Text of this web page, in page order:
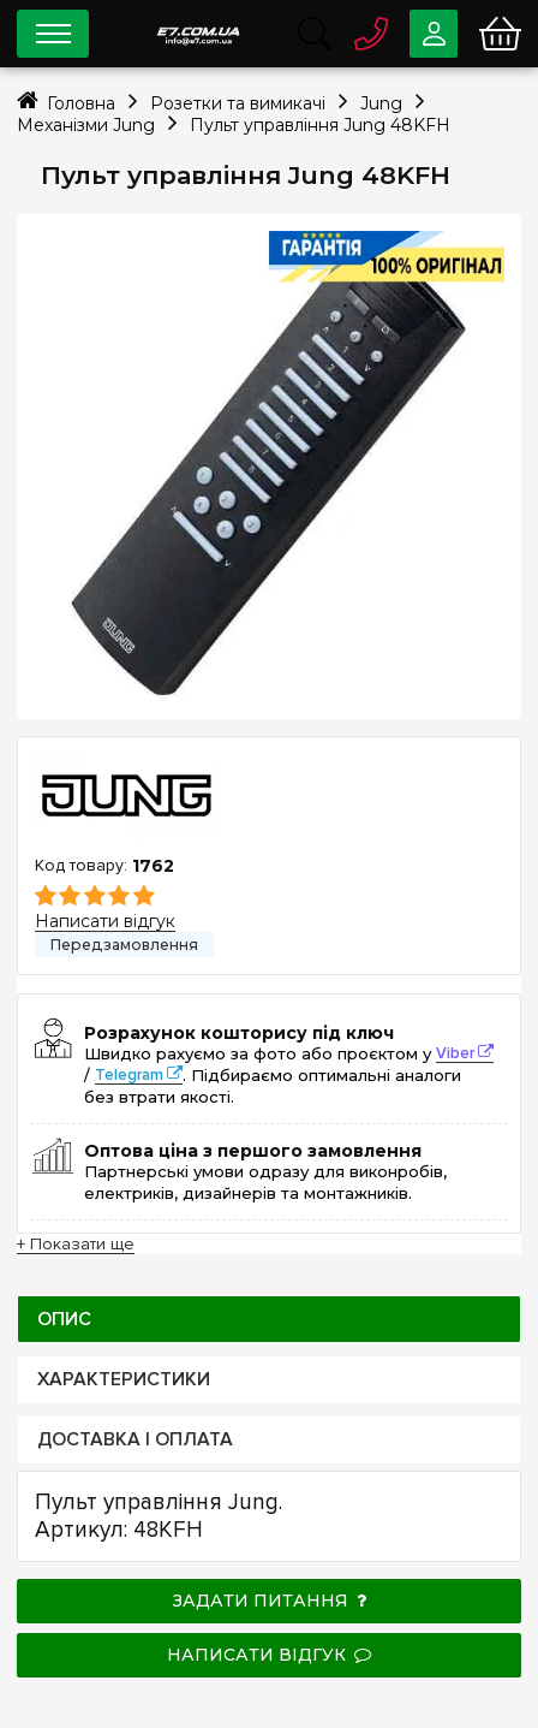
Пульт управління Jung 48KFH
1762
Написати відгук
Розрахунок кошторису під ключ
Швидко рахуємо за фото або проєктом уViber
/ Telegram
. Підбираємо оптимальні аналоги
без втрати якості.
Оптова ціна з першого замовлення
Партнерські умови одразу для виконробів,
електриків, дизайнерів та монтажників.
+ Показати ще
ОПИС
ХАРАКТЕРИСТИКИ
ДОСТАВКА І ОПЛАТА
Пульт управління Jung.
Артикул: 48KFH
ЗАДАТИ ПИТАННЯ
НАПИСАТИ ВІДГУК
0 80033-63-07
Безкоштовно
info@e7.com.ua
044334-79-78
Головна Розетки та вимикачі
Jung
Механізми Jung
Пульт управління Jung 48KFH